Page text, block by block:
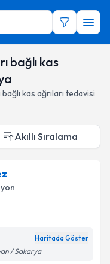
bağlı kas
kas ağrıları tedavisi
Akıllı Sıralama
Haritada Göster
/ Sakarya